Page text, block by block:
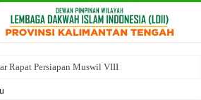
Rapat Persiapan Muswil VIII